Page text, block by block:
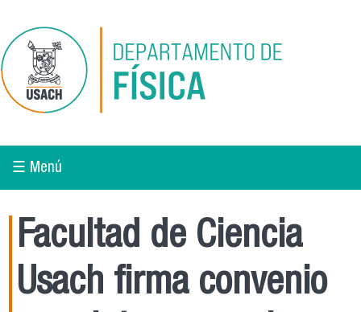
☰ Menú
Facultad de Ciencia
Usach firma convenio